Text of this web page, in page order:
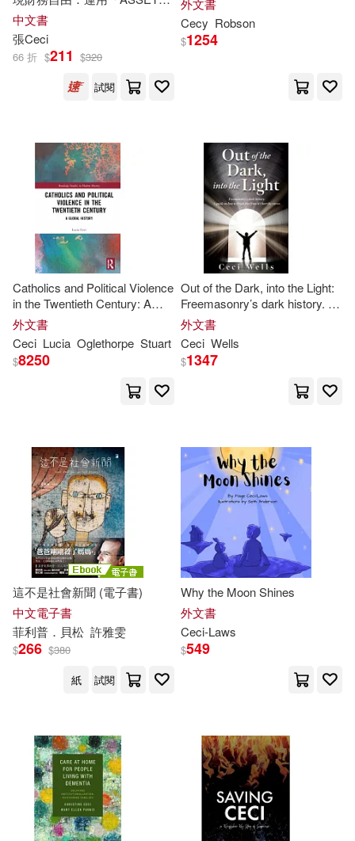
R. Ceci(2)
Stephen J. (EDT)/ Williams(2)
Stewart(2)
Tomori(2)
Wendy M.(2)
艾莉絲．迪艾波(2)
菲利普．貝松(2) A. (EDT)(1)
Adele(1)
Alessandra(1) Anna(1)
Baez(1)
Baudouin(1) Bennett(1)
Bentworth(1)
Betti-Sue (EDT)/ Moss(1)
Beverly/ Taylor(1)
Brandon(1) Broodthaers(1)
Bullivant(1)
CECI茲舞(1) Carmen(1)
電子工業出版社(1)
方程式致富的練習課
中文書
張Ceci
66 折 $211 $320
試閱
外文書
Cecy Robson
$1254
Catholics and Political Violence
in the Twentieth Century: A
Global History
外文書
Ceci Lucia Oglethorpe Stuart
$8250
Out of the Dark, into the Light:
Freemasonry’s dark history. A
guide on how to break free
from it’s horrific curses.
外文書
Ceci Wells
$1347
這不是社會新聞 (電子書)
中文電子書
菲利普．貝松 許雅雯
$266 $380
紙
試閱
Why the Moon Shines
外文書
Ceci-Laws
$549